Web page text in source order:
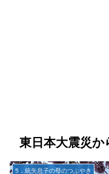
東日本大震災か
5．統失息子の母のつぶやき